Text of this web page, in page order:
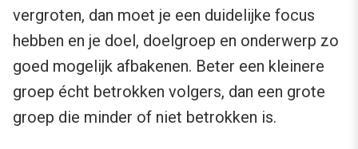
vergroten, dan moet je een duidelijke focus
hebben en je doel, doelgroep en onderwerp zo
goed mogelijk afbakenen. Beter een kleinere
groep écht betrokken volgers, dan een grote
groep die minder of niet betrokken is.